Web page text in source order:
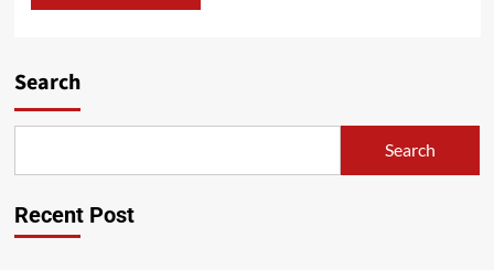
Search
Search
Recent Post